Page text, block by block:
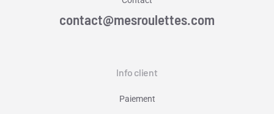
contact@mesroulettes.com
Info client
Paiement